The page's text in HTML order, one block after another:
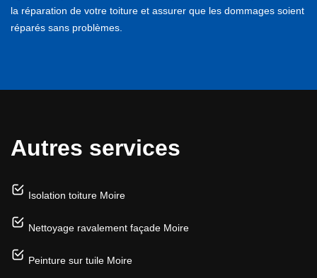
la réparation de votre toiture et assurer que les dommages soient
réparés sans problèmes.
Autres services
Isolation toiture Moire
Nettoyage ravalement façade Moire
Peinture sur tuile Moire